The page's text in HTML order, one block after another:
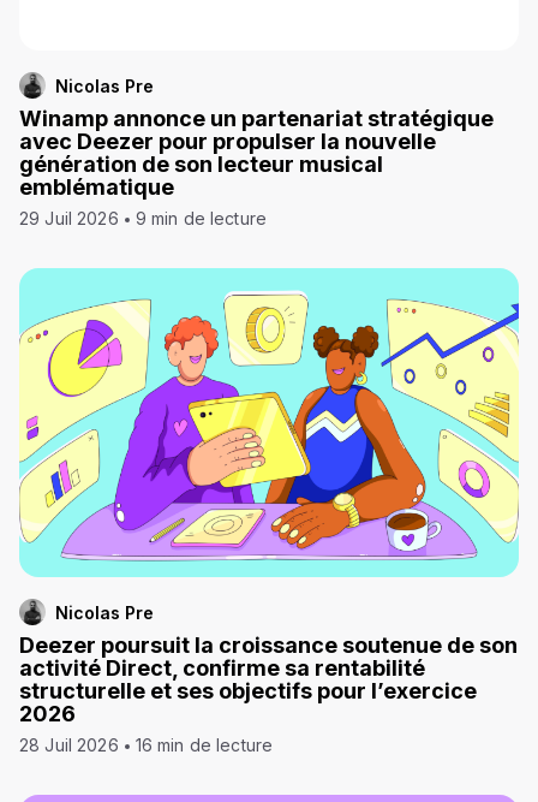
Nicolas Pre
Winamp annonce un partenariat stratégique
avec Deezer pour propulser la nouvelle
génération de son lecteur musical
emblématique
29 Juil 2026 9 min de lecture
Nicolas Pre
Deezer poursuit la croissance soutenue de son
activité Direct, confirme sa rentabilité
structurelle et ses objectifs pour l’exercice
2026
28 Juil 2026 16 min de lecture